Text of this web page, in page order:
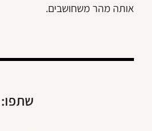
אותה מהר משחושבים.
שתפו: